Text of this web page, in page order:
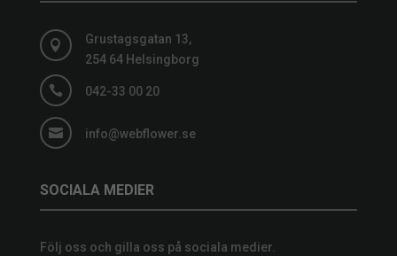

Grustagsgatan 13,
254 64 Helsingborg
 042-33 00 20
 info@webflower.se
SOCIALA MEDIER
Följ oss och gilla oss på sociala medier.